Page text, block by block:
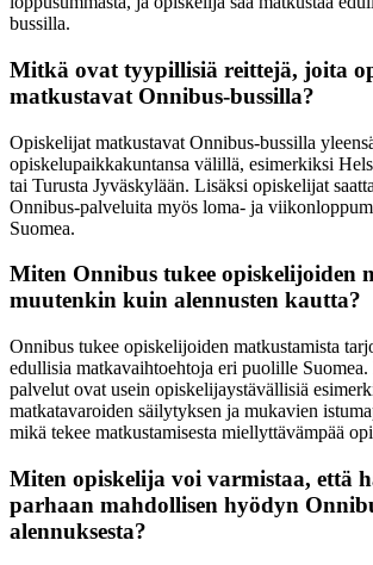
bussilla.
Mitkä ovat tyypillisiä reittejä, joita
matkustavat Onnibus-bussilla?
Opiskelijat matkustavat Onnibus-bussilla
opiskelupaikkakuntansa välillä, esimerkiksi
tai Turusta Jyväskylään. Lisäksi opiskelijat
Onnibus-palveluita myös loma- ja
Suomea.
Miten Onnibus tukee opiskelijoiden
muutenkin kuin alennusten kautta?
Onnibus tukee opiskelijoiden matkustamista
edullisia matkavaihtoehtoja eri puolille
palvelut ovat usein opiskelijaystävällisiä
matkatavaroiden säilytyksen ja mukavien
mikä tekee matkustamisesta miellyttävämpää
Miten opiskelija voi varmistaa, että
parhaan mahdollisen hyödyn
alennuksesta?